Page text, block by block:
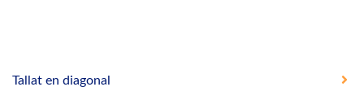
Tallat en diagonal